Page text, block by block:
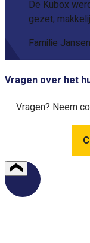
De Kubox
gezet;
Familie
Vragen over het
Vragen? Neem